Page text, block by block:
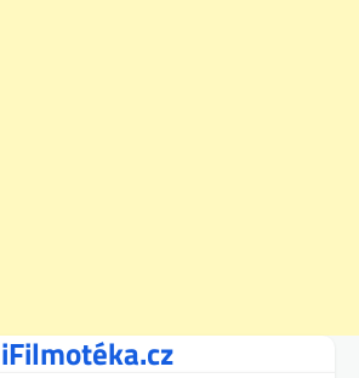
iFilmotéka.cz